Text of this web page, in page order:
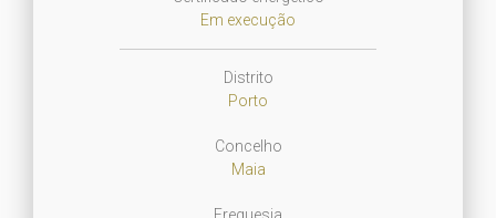
Em execução
Distrito
Porto
Concelho
Maia